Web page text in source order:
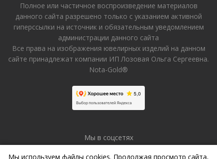
Полное или частичное воспроизведение материалов
данного сайта разрешено только с указанием активной
гиперссылки на источник и обязательным уведомлением
администрации данного сайта
Все права на изображения ювелирных изделий на данном
сайте принадлежат компании ИП Лозовая Ольга Сергеевна.
Nota-Gold®
Мы в соцсетях
Мы используем файлы cookies. Продолжая просмотр сайта,